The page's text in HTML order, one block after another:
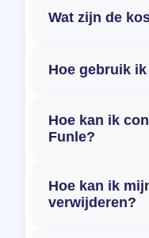
Wat zijn de
Hoe gebruik
Hoe kan ik
Funle?
Hoe kan ik
verwijderen?